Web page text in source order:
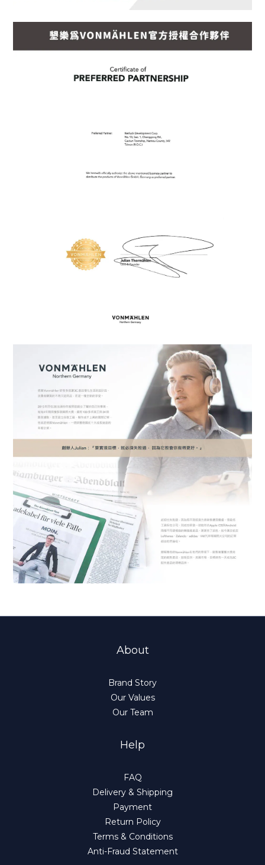
About
Brand Story
Our Values
Our Team
Help
FAQ
Delivery & Shipping
Payment
Return Policy
Terms & Conditions
Anti-Fraud Statement